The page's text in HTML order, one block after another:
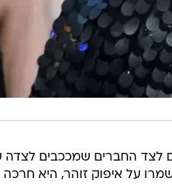
לצד החברים שמככבים
על איפוק זוהר, היא